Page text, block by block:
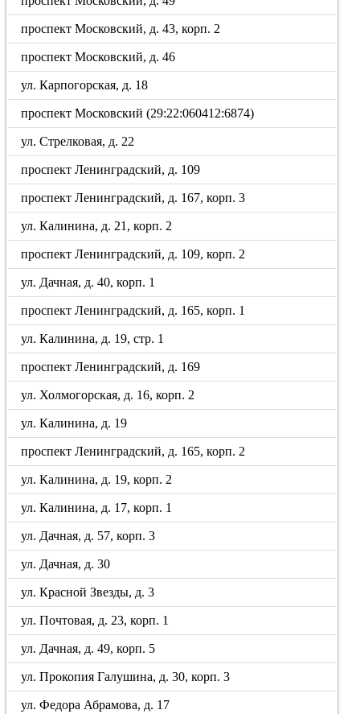
проспект Московский, д. 43, корп. 2
проспект Московский, д. 46
ул. Карпогорская, д. 18
проспект Московский (29:22:060412:6874)
ул. Стрелковая, д. 22
проспект Ленинградский, д. 109
проспект Ленинградский, д. 167, корп. 3
ул. Калинина, д. 21, корп. 2
проспект Ленинградский, д. 109, корп. 2
ул. Дачная, д. 40, корп. 1
проспект Ленинградский, д. 165, корп. 1
ул. Калинина, д. 19, стр. 1
проспект Ленинградский, д. 169
ул. Холмогорская, д. 16, корп. 2
ул. Калинина, д. 19
проспект Ленинградский, д. 165, корп. 2
ул. Калинина, д. 19, корп. 2
ул. Калинина, д. 17, корп. 1
ул. Дачная, д. 57, корп. 3
ул. Дачная, д. 30
ул. Красной Звезды, д. 3
ул. Почтовая, д. 23, корп. 1
ул. Дачная, д. 49, корп. 5
ул. Прокопия Галушина, д. 30, корп. 3
ул. Федора Абрамова, д. 17